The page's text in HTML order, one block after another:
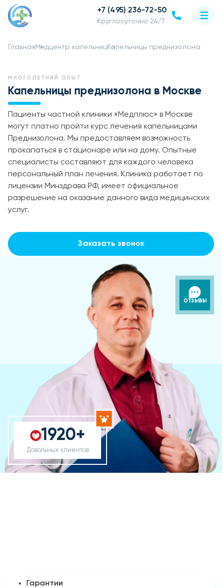
+7 (495) 236-72-50
Круглосуточно 24/7
Главная Медцентр капельницКапельницы преднизолона
МНОГОЛЕТНИЙ ОПЫТ
Капельницы преднизолона в Москве
Пациенты частной клиники «Медплюс» в Москве
могут платно пройти курс лечения капельницами
Преднизолона. Мы предоставляем возможность
прокапаться в стационаре или на дому. Опытные
специалисты составляют для каждого человека
персональный план лечения. Клиника работает по
лицензии Минздрава РФ, имеет официальное
разрешение на оказание данного вида медицинских
услуг.
Заказать звонок
1920+
Довольных клиентов
ОТЗЫВЫ
Гарантии